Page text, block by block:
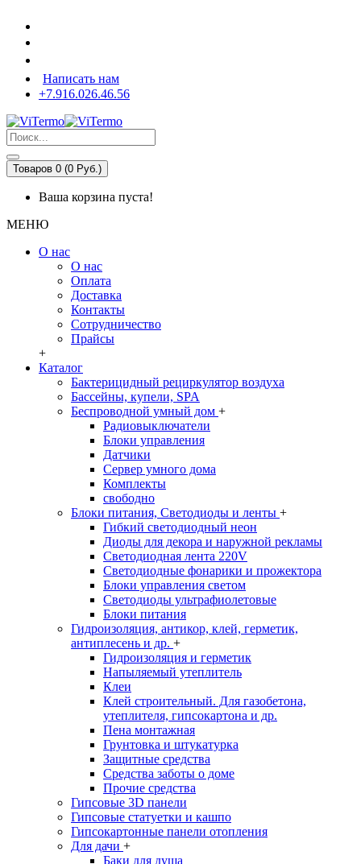
Написать нам
+7.916.026.46.56
Товаров 0 (0 Pуб.)
Ваша корзина пуста!
МЕНЮ
О нас
О нас
Оплата
Доставка
Контакты
Сотрудничество
Прайсы
+
Каталог
Бактерицидный рециркулятор воздуха
Бассейны, купели, SPA
Беспроводной умный дом +
Радиовыключатели
Блоки управления
Датчики
Сервер умного дома
Комплекты
свободно
Блоки питания, Светодиоды и ленты +
Гибкий светодиодный неон
Диоды для декора и наружной рекламы
Светодиодная лента 220V
Светодиодные фонарики и прожектора
Блоки управления светом
Светодиоды ультрафиолетовые
Блоки питания
Гидроизоляция, антикор, клей, герметик,
антиплесень и др. +
Гидроизоляция и герметик
Напыляемый утеплитель
Клеи
Клей строительный. Для газобетона,
утеплителя, гипсокартона и др.
Пена монтажная
Грунтовка и штукатурка
Защитные средства
Средства заботы о доме
Прочие средства
Гипсовые 3D панели
Гипсовые статуетки и кашпо
Гипсокартонные панели отопления
Для дачи +
Баки для душа